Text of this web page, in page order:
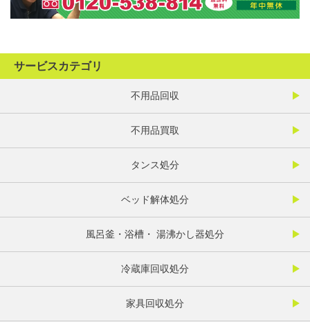
サービスカテゴリ
不用品回収
不用品買取
タンス処分
ベッド解体処分
風呂釜・浴槽・ 湯沸かし器処分
冷蔵庫回収処分
家具回収処分